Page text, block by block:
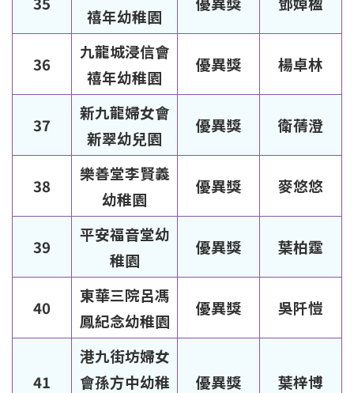
禧年幼稚園
36
九龍城浸信會
禧年幼稚園
優異獎 楊卓林
37
新九龍婦女會
新翠幼兒園
優異獎 衛蒨澄
38
樂善堂李賢義
幼稚園
優異獎 麥悠悠
39
平安福音堂幼
稚園
優異獎 葉柏霆
40
東華三院呂馮
鳳紀念幼稚園
優異獎 吳阡愷
41
港九街坊婦女
會孫方中幼稚
優異獎 葉梓博